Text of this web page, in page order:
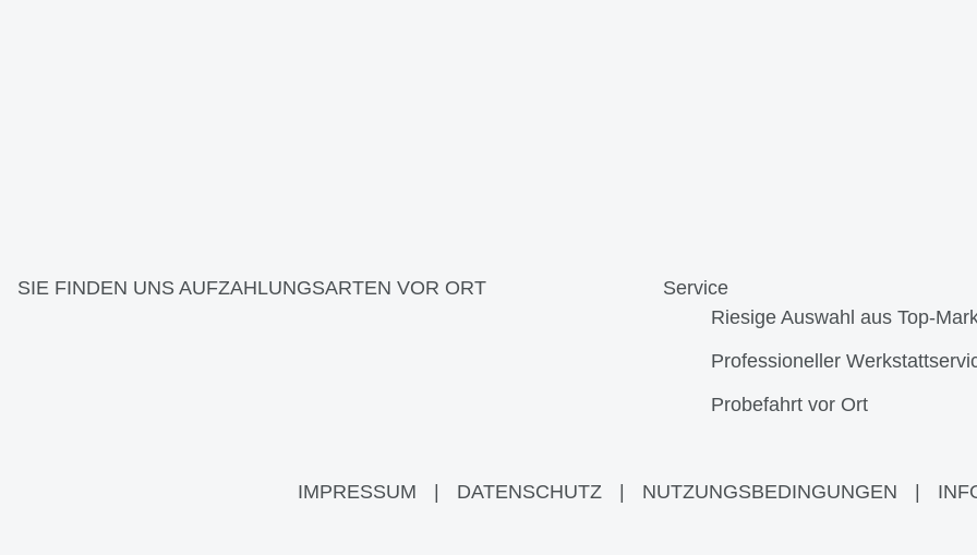
SIE FINDEN UNS AUFZAHLUNGSARTEN VOR ORT
Service
Riesige Auswahl aus Top-
Professioneller
Probefahrt vor Ort
IMPRESSUM DATENSCHUTZ NUTZUNGSBEDINGUNGEN